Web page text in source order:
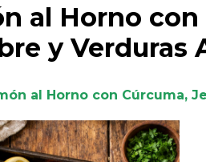
al Horno con
y Verduras
al Horno con Cúrcuma,